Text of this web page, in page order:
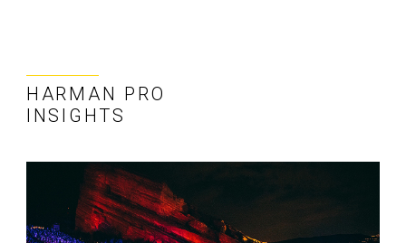
HARMAN PRO
INSIGHTS